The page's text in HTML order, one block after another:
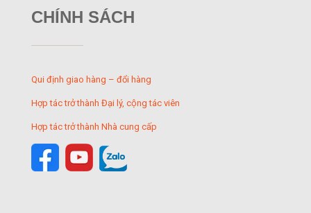
CHÍNH SÁCH
Qui định giao hàng – đổi hàng
Hợp tác trở thành Đại lý, cộng tác viên
Hợp tác trở thành Nhà cung cấp